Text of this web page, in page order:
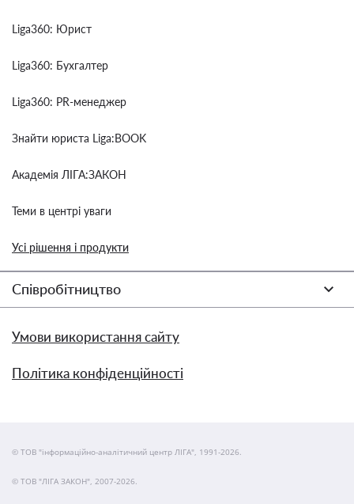
Liga360: Юрист
Liga360: Бухгалтер
Liga360: PR-менеджер
Знайти юриста Liga:BOOK
Академія ЛІГА:ЗАКОН
Теми в центрі уваги
Усі рішення і продукти
Співробітництво
Умови використання сайту
Політика конфіденційності
© ТОВ "інформаційно-аналітичний центр ЛІГА", 1991-2026.
© ТОВ "ЛІГА ЗАКОН", 2007-2026.